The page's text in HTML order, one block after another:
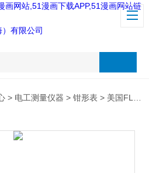
画网站,51漫画下载APP,51漫画网站链
> 电工测量仪器 >钳形表 > 美国FLIR CM83数字钳形表